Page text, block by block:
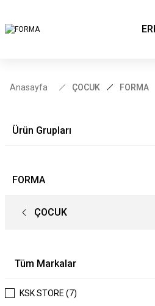
Anasayfa ÇOCUK FORMA
Ürün Grupları
FORMA
ÇOCUK
Tüm Markalar
KSK STORE (7)